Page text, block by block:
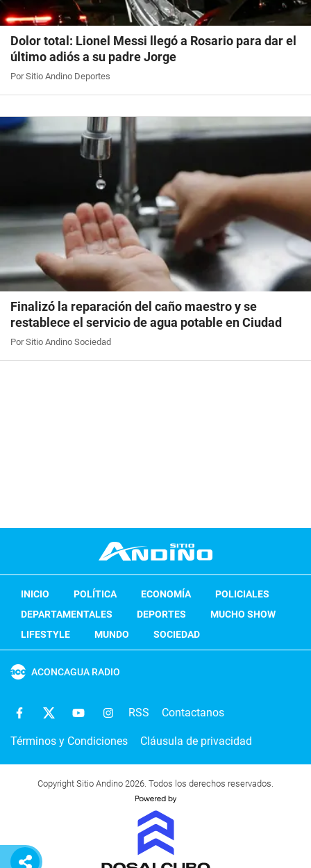
Dolor total: Lionel Messi llegó a Rosario para dar el
último adiós a su padre Jorge
Por Sitio Andino Deportes
Finalizó la reparación del caño maestro y se
restablece el servicio de agua potable en Ciudad
Por Sitio Andino Sociedad
INICIO POLÍTICA ECONOMÍA
POLICIALES
DEPARTAMENTALES
DEPORTES
MUCHO SHOW
LIFESTYLE
MUNDO SOCIEDAD
ACONCAGUA RADIO
RSS Contactanos
Términos y Condiciones Cláusula de privacidad
Copyright Sitio Andino 2026. Todos los derechos reservados.